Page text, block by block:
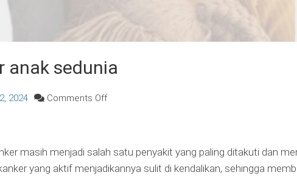
anak sedunia
2024 Comments Offon
sedunia
masih menjadi salah satu penyakit yang paling ditakuti dan
yang aktif menjadikannya sulit di kendalikan, sehingga